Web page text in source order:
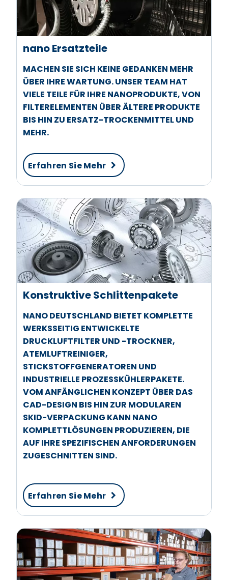
nano Ersatzteile
MACHEN SIE SICH KEINE GEDANKEN MEHR
ÜBER IHRE WARTUNG. UNSER TEAM HAT
VIELE TEILE FÜR IHRE NANOPRODUKTE, VON
FILTERELEMENTEN ÜBER ÄLTERE PRODUKTE
BIS HIN ZU ERSATZ-TROCKENMITTEL UND
MEHR.
Erfahren Sie Mehr
Konstruktive Schlittenpakete
NANO DEUTSCHLAND BIETET KOMPLETTE
WERKSSEITIG ENTWICKELTE
DRUCKLUFTFILTER UND -TROCKNER,
ATEMLUFTREINIGER,
STICKSTOFFGENERATOREN UND
INDUSTRIELLE PROZESSKÜHLERPAKETE.
VOM ANFÄNGLICHEN KONZEPT ÜBER DAS
CAD-DESIGN BIS HIN ZUR MODULAREN
SKID-VERPACKUNG KANN NANO
KOMPLETTLÖSUNGEN PRODUZIEREN, DIE
AUF IHRE SPEZIFISCHEN ANFORDERUNGEN
ZUGESCHNITTEN SIND.
Erfahren Sie Mehr